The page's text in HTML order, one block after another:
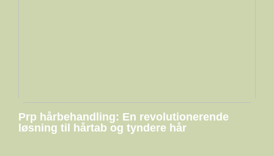
Prp hårbehandling: En revolutionerende
løsning til hårtab og tyndere hår